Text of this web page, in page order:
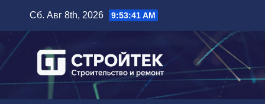
содержимому
Сб. Авг 8th, 2026 9:53:42 AM